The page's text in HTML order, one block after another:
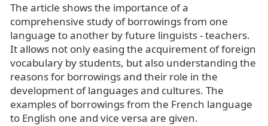
The article shows the importance of a
comprehensive study of borrowings from one
language to another by future linguists - teachers.
It allows not only easing the acquirement of foreign
vocabulary by students, but also understanding the
reasons for borrowings and their role in the
development of languages and cultures. The
examples of borrowings from the French language
to English one and vice versa are given.